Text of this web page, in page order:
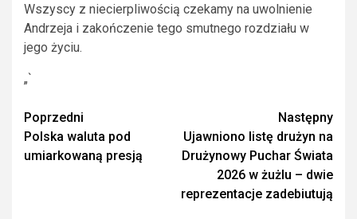
Wszyscy z niecierpliwością czekamy na uwolnienie
Andrzeja i zakończenie tego smutnego rozdziału w
jego życiu.
„`
Zobacz
wpisy
Poprzedni
Polska waluta pod
umiarkowaną presją
Następny
Ujawniono listę drużyn na
Drużynowy Puchar Świata
2026 w żużlu – dwie
reprezentacje zadebiutują